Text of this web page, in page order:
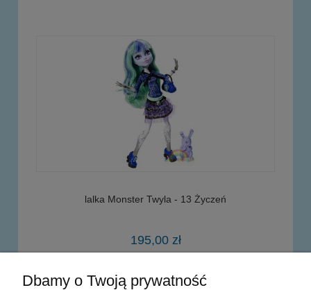
lalka Monster Twyla - 13 Życzeń
195,00 zł
powiadom o dostępności
Dbamy o Twoją prywatność